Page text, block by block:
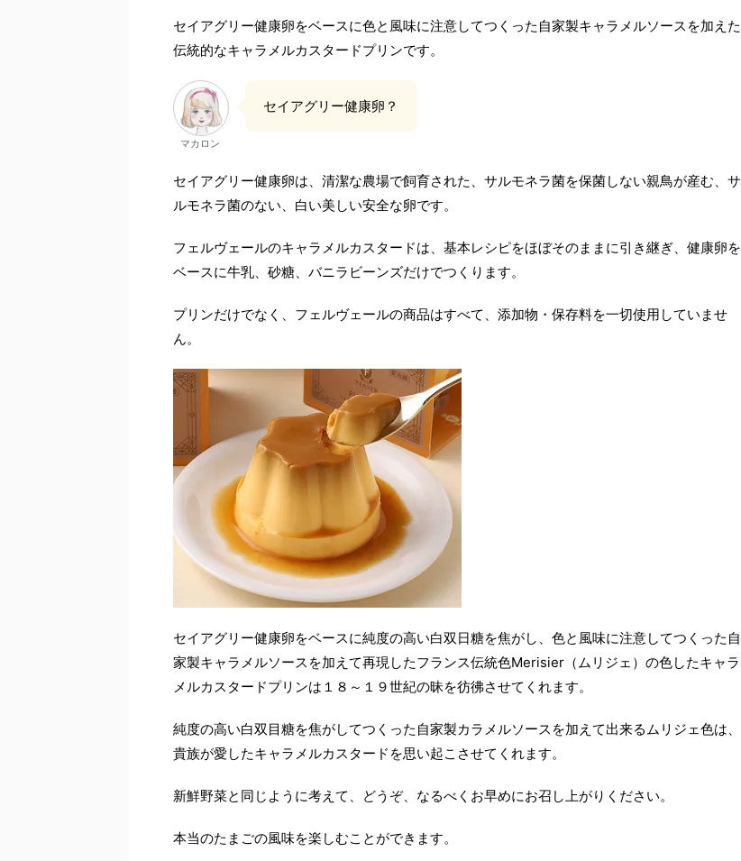
セイアグリー健康卵をベースに色と風味に注意してつくった自家製キャラメルソースを加えた
伝統的なキャラメルカスタードプリンです。
マカロン
セイアグリー健康卵？
セイアグリー健康卵は、清潔な農場で飼育された、サルモネラ菌を保菌しない親鳥が産む、サ
ルモネラ菌のない、白い美しい安全な卵です。
フェルヴェールのキャラメルカスタードは、基本レシピをほぼそのままに引き継ぎ、健康卵を
ベースに牛乳、砂糖、バニラビーンズだけでつくります。
プリンだけでなく、フェルヴェールの商品はすべて、添加物・保存料を一切使用していませ
ん。
セイアグリー健康卵をベースに純度の高い白双日糖を焦がし、色と風味に注意してつくった自
家製キャラメルソースを加えて再現したフランス伝統色Merisier（ムリジェ）の色したキャラ
メルカスタードプリンは１８～１９世紀の昧を彷彿させてくれます。
純度の高い白双目糖を焦がしてつくった自家製カラメルソースを加えて出来るムリジェ色は、
貴族が愛したキャラメルカスタードを思い起こさせてくれます。
新鮮野菜と同じように考えて、どうぞ、なるべくお早めにお召し上がりください。
本当のたまごの風味を楽しむことができます。